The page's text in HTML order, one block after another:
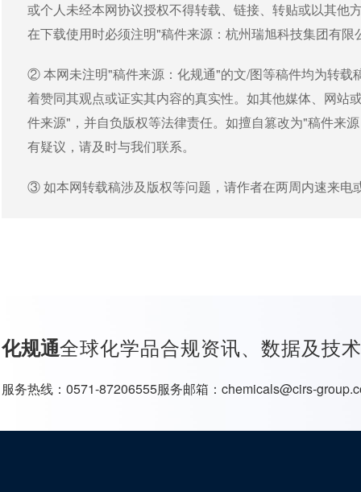
或个人未经本网协议授权不得转载、链接、转贴或以其他
在下载使用时必须注明"稿件来源：杭州瑞旭科技集团有
② 本网未注明"稿件来源：化规通"的文/图等稿件均为转载
着赞同其观点或证实其内容的真实性。如其他媒体、网站
件来源"，并自负版权等法律责任。如擅自篡改为"稿件来
有疑议，请及时与我们联系。
③ 如本网转载稿涉及版权等问题，请作者在两周内速来电
化规通全球化学品合规资讯、数据及技
服务热线： 0571-87206555服务邮箱： chemicals@cirs-